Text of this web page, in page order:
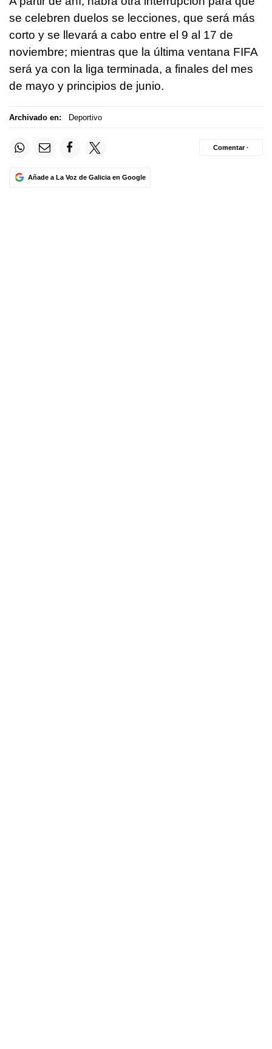
se celebren duelos se lecciones, que será más
corto y se llevará a cabo entre el 9 al 17 de
noviembre; mientras que la última ventana FIFA
será ya con la liga terminada, a finales del mes
de mayo y principios de junio.
Archivado en: Deportivo
Añade a La Voz de Galicia en Google
Comentar ·